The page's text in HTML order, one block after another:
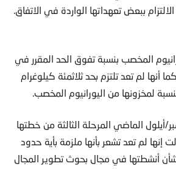
ببعض تعهداتها الواردة في الاتفاق.
المخصب بنسبة تفوق الحد المقرر في
وهو 3.67%. كما أنها لم تعد تلتزم بحد ثلاثمئة كيلوغرام
لمخزونها من اليورانيوم المخصب.
أيلول الماضي المرحلة الثالثة من خطتها
إنها لم تعد تشعر بأنها ملزمة بأية حدود
أنشطتها في مجال بحوث تطوير المجال